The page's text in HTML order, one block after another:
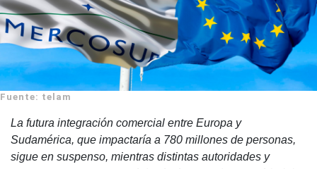
Fuente: telam
La futura integración comercial entre Europa y
Sudamérica, que impactaría a 780 millones de personas,
sigue en suspenso, mientras distintas autoridades y